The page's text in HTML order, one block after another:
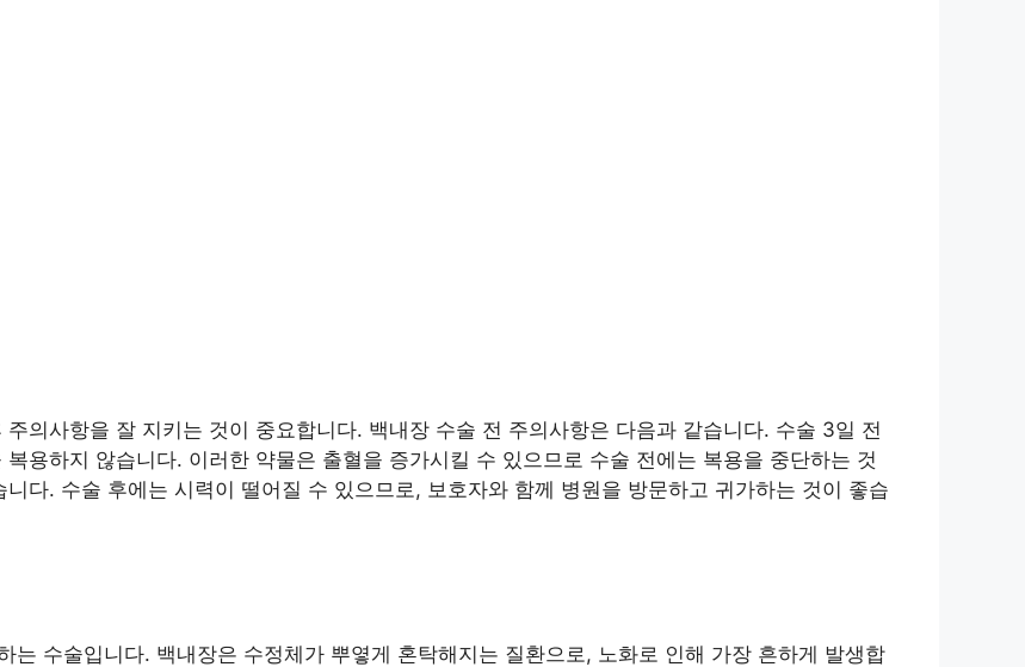
의사항을 잘 지키는 것이 중요합니다. 백내장 수술 전 주의사항은 다음과 같습니다. 수술 3일 전
용하지 않습니다. 이러한 약물은 출혈을 증가시킬 수 있으므로 수술 전에는 복용을 중단하는 것
다. 수술 후에는 시력이 떨어질 수 있으므로, 보호자와 함께 병원을 방문하고 귀가하는 것이 좋습
는 수술입니다. 백내장은 수정체가 뿌옇게 혼탁해지는 질환으로, 노화로 인해 가장 흔하게 발생합